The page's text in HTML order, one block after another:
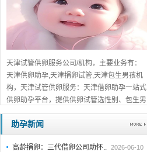
天津试管供卵服务公司/机构，主要业务有：
天津供卵助孕,天津捐卵试管,天津包生男孩机
构，天津试管供卵服务：天津借卵助孕一站式
供卵助孕平台，提供供卵试管选性别、包生男
孩包成功服务，天津口碑推荐，免费在线咨
询！...详细>>。。。
助孕新闻
高龄捐卵：三代借卵公司助怀.. 2026-06-10